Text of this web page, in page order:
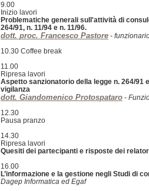
9.00
Inizio lavori
Problematiche generali sull'attività di
264/91, n. 11/94 e n. 11/96.
dott. proc. Francesco Pastore -
10.30 Coffee break
11.00
Ripresa lavori
Aspetto sanzionatorio della legge n. 264/91
vigilanza
dott. Giandomenico Protospataro -
12.30
Pausa pranzo
14.30
Ripresa lavori
Quesiti dei partecipanti e risposte dei
16.00
L’informazione e la gestione negli Studi di
Dagep Informatica ed Egaf